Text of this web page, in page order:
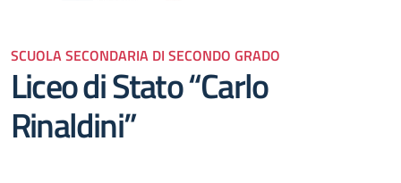
SCUOLA SECONDARIA DI SECONDO GRADO
Liceo di Stato “Carlo
Rinaldini”